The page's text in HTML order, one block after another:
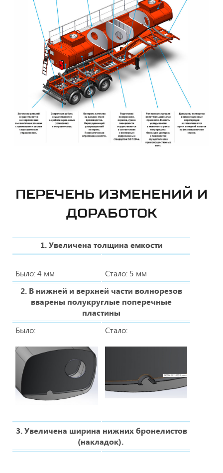
ПЕРЕЧЕНЬ ИЗМЕНЕНИЙ И
ДОРАБОТОК
1. Увеличена толщина емкости
Было: 4 мм
Стало: 5 мм
2. В нижней и верхней части волнорезов
вварены полукруглые поперечные
пластины
Было:
Стало:
3. Увеличена ширина нижних бронелистов
(накладок).